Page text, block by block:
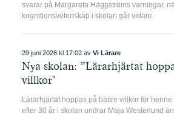
svarar på Margareta Häggströms varningar,
kognitionsvetenskap i skolan går vidare.
29 juni 2026 kl 17:02 av Vi Lärare
Nya skolan: ”Lärarhjärtat
villkor"
Lärarhjärtat hoppas på bättre villkor för
efter 30 år i skolan undrar Maja Westerlund